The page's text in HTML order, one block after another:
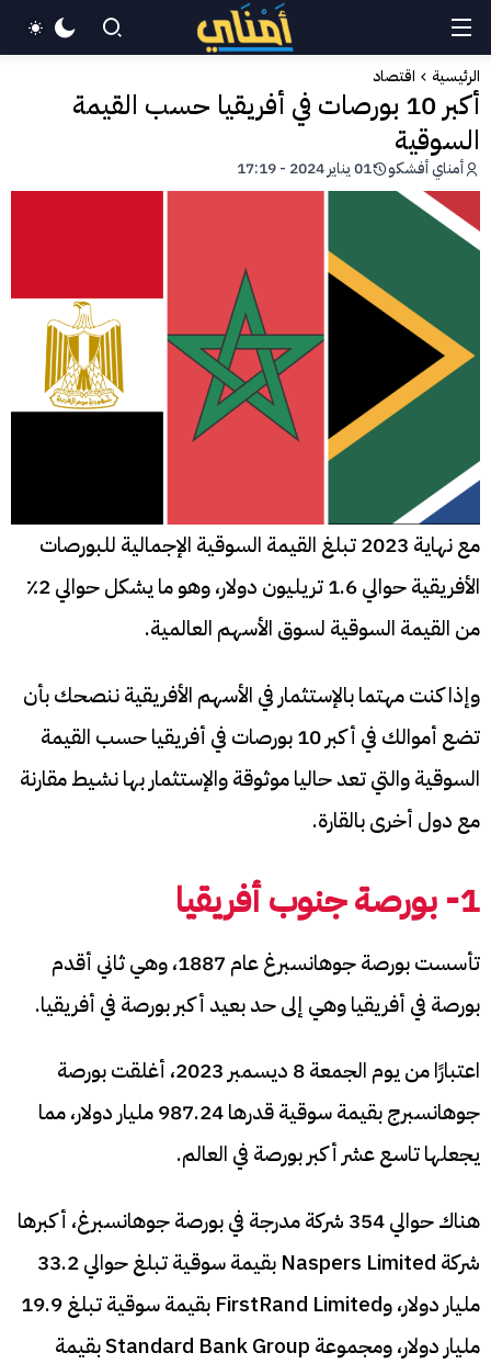
الرئيسية اقتصاد
أكبر 10 بورصات في أفريقيا حسب القيمة
السوقية
أمناي أفشكو 01 يناير 2024 - 17:19
مع نهاية 2023 تبلغ القيمة السوقية الإجمالية للبورصات
الأفريقية حوالي 1.6 تريليون دولار، وهو ما يشكل حوالي 2٪
من القيمة السوقية لسوق الأسهم العالمية.
وإذا كنت مهتما بالإستثمار في الأسهم الأفريقية ننصحك بأن
تضع أموالك في أكبر 10 بورصات في أفريقيا حسب القيمة
السوقية والتي تعد حاليا موثوقة والإستثمار بها نشيط مقارنة
مع دول أخرى بالقارة.
1- بورصة جنوب أفريقيا
تأسست بورصة جوهانسبرغ عام 1887، وهي ثاني أقدم
بورصة في أفريقيا وهي إلى حد بعيد أكبر بورصة في أفريقيا.
اعتبارًا من يوم الجمعة 8 ديسمبر 2023، أغلقت بورصة
جوهانسبرج بقيمة سوقية قدرها 987.24 مليار دولار، مما
يجعلها تاسع عشر أكبر بورصة في العالم.
هناك حوالي 354 شركة مدرجة في بورصة جوهانسبرغ، أكبرها
شركة Naspers Limited بقيمة سوقية تبلغ حوالي 33.2
مليار دولار، وFirstRand Limited بقيمة سوقية تبلغ 19.9
مليار دولار، ومجموعة Standard Bank Group بقيمة